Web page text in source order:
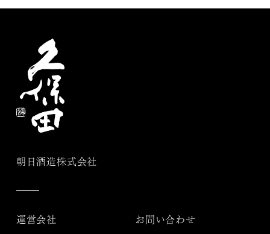
朝日酒造株式会社
運営会社 お問い合わせ